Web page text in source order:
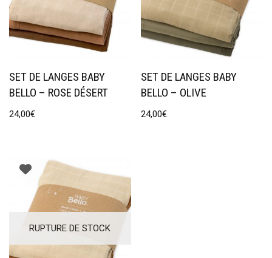
SET DE LANGES BABY
BELLO – ROSE DÉSERT
24,00€
SET DE LANGES BABY
BELLO – OLIVE
24,00€
RUPTURE DE STOCK